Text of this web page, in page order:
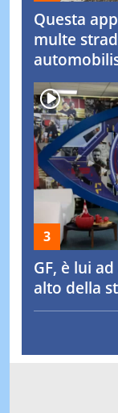
Questa
multe
GF, è lui
alto della